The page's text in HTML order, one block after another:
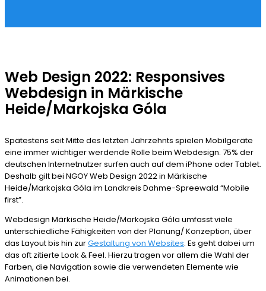
Web Design 2022: Responsives
Webdesign in Märkische
Heide/Markojska Góla
Spätestens seit Mitte des letzten Jahrzehnts spielen Mobilgeräte
eine immer wichtiger werdende Rolle beim Webdesign. 75% der
deutschen Internetnutzer surfen auch auf dem iPhone oder Tablet.
Deshalb gilt bei NGOY Web Design 2022 in Märkische
Heide/Markojska Góla im Landkreis Dahme-Spreewald “Mobile
first”.
Webdesign Märkische Heide/Markojska Góla umfasst viele
unterschiedliche Fähigkeiten von der Planung/ Konzeption, über
das Layout bis hin zurGestaltung von Websites. Es geht dabei um
das oft zitierte Look & Feel. Hierzu tragen vor allem die Wahl der
Farben, die Navigation sowie die verwendeten Elemente wie
Animationen bei.